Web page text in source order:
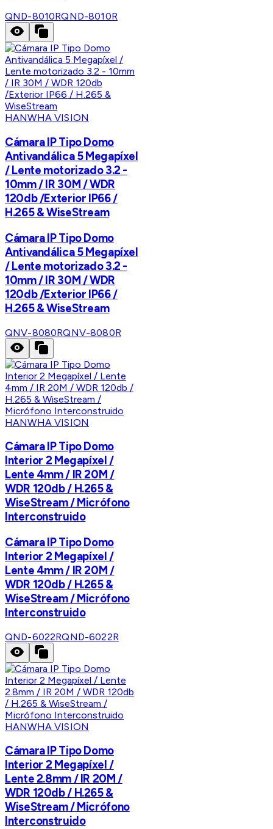
QND-8010RQND-8010R
HANWHA VISION
Cámara IP Tipo Domo
Antivandálica 5 Megapíxel
/ Lente motorizado 3.2 -
10mm / IR 30M / WDR
120db /Exterior IP66 /
H.265 & WiseStream
Cámara IP Tipo Domo
Antivandálica 5 Megapíxel
/ Lente motorizado 3.2 -
10mm / IR 30M / WDR
120db /Exterior IP66 /
H.265 & WiseStream
QNV-8080RQNV-8080R
HANWHA VISION
Cámara IP Tipo Domo
Interior 2 Megapíxel /
Lente 4mm / IR 20M /
WDR 120db / H.265 &
WiseStream / Micrófono
Interconstruido
Cámara IP Tipo Domo
Interior 2 Megapíxel /
Lente 4mm / IR 20M /
WDR 120db / H.265 &
WiseStream / Micrófono
Interconstruido
QND-6022RQND-6022R
HANWHA VISION
Cámara IP Tipo Domo
Interior 2 Megapíxel /
Lente 2.8mm / IR 20M /
WDR 120db / H.265 &
WiseStream / Micrófono
Interconstruido